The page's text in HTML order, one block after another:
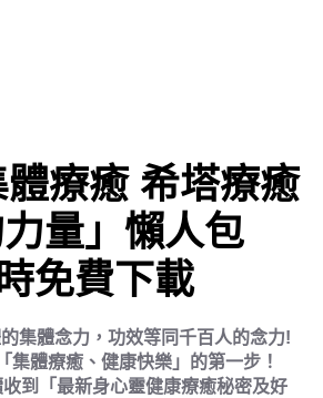
療癒 希塔療癒
量」懶人包
免費下載
集體念力，功效等同千百人的念力!
集體療癒、健康快樂」的第一步！
收到「最新身心靈健康療癒秘密及好